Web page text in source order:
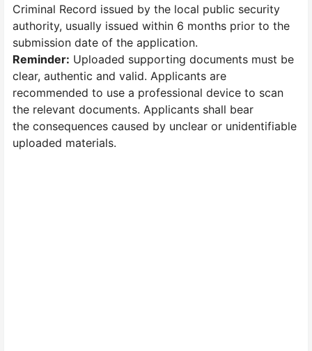
Criminal Record issued by the local public security
authority, usually issued within 6 months prior to the
submission date of the application.
Reminder: Uploaded supporting documents must be
clear, authentic and valid. Applicants are
recommended to use a professional device to scan
the relevant documents. Applicants shall bear
the consequences caused by unclear or unidentifiable
uploaded materials.